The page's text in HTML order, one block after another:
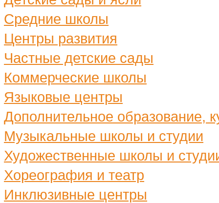
Средние школы
Центры развития
Частные детские сады
Коммерческие школы
Языковые центры
Дополнительное образование,
Музыкальные школы и студии
Художественные школы и
Хореография и театр
Инклюзивные центры